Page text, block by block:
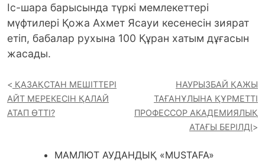
Іс-шара барысында түркі мемлекеттері
мүфтилері Қожа Ахмет Ясауи кесенесін зиярат
етіп, бабалар рухына 100 Құран хатым дұғасын
жасады.
ҚАЗАҚСТАН МЕШІТТЕРІ
АЙТ МЕРЕКЕСІН ҚАЛАЙ
АТАП ӨТТІ?
НАУРЫЗБАЙ ҚАЖЫ
ТАҒАНҰЛЫНА ҚҰРМЕТТІ
ПРОФЕССОР АКАДЕМИЯЛЫҚ
АТАҒЫ БЕРІЛДІ
МАМЛЮТ АУДАНДЫҚ «MUSTAFA»